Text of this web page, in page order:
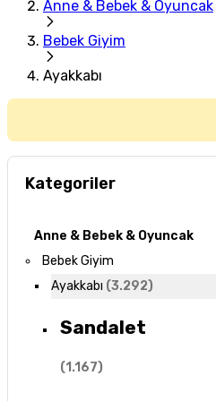
Anne & Bebek & Oyuncak
Bebek Giyim
Ayakkabı
Kategoriler
Anne & Bebek & Oyuncak
Bebek Giyim
Ayakkabı (3.292)
Sandalet
(1.167)